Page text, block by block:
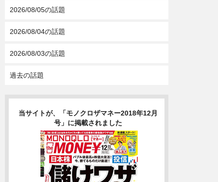
2026/08/05の話題
2026/08/04の話題
2026/08/03の話題
過去の話題
当サイトが、「モノクロザマネー2018年12月
号」に掲載されました